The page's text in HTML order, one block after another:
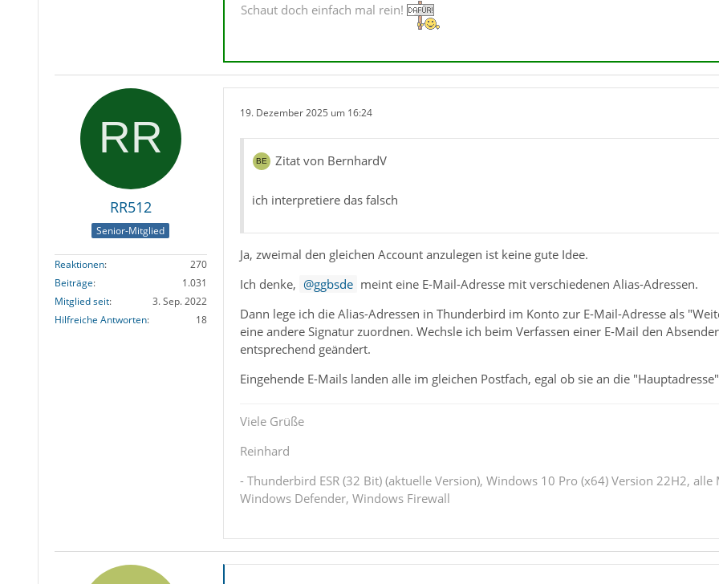
Schaut doch einfach mal rein!
RR512
Senior-Mitglied
Reaktionen
270
Beiträge
1.031
Mitglied seit
3. Sep. 2022
Hilfreiche Antworten
18
19. Dezember 2025 um 16:24
Zitat von BernhardV
ich interpretiere das falsch
Ja, zweimal den gleichen Account anzulegen ist keine gute Idee.
Ich denke,
ggbsde meint eine E-Mail-Adresse mit verschiedenen Alias-Adressen.
Dann lege ich die Alias-Adressen in Thunderbird im Konto zur E-Mail-Adresse als
eine andere Signatur zuordnen. Wechsle ich beim Verfassen einer E-Mail den
entsprechend geändert.
Eingehende E-Mails landen alle im gleichen Postfach, egal ob sie an die
Viele Grüße
Reinhard
- Thunderbird ESR (32 Bit) (aktuelle Version), Windows 10 Pro (x64) Version 22H2,
Windows Defender, Windows Firewall